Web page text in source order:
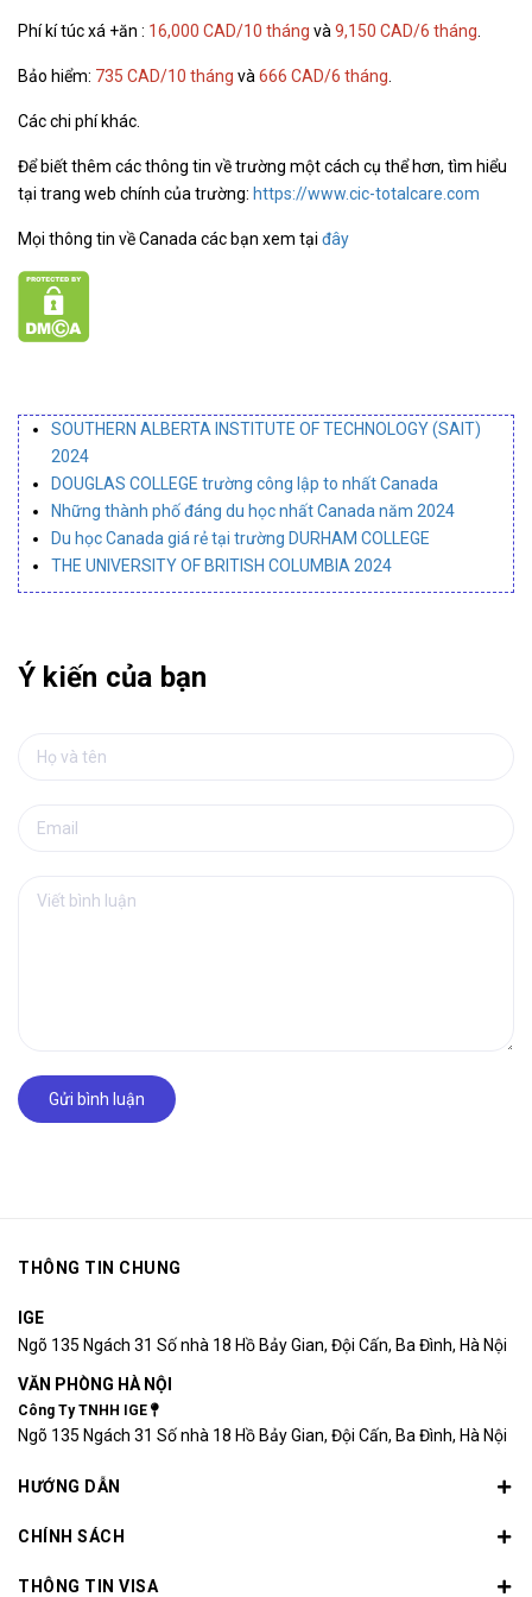
Phí kí túc xá +ăn : 16,000 CAD/10 tháng và 9,150 CAD/6 tháng
Bảo hiểm: 735 CAD/10 tháng và 666 CAD/6 tháng
Các chi phí khác.
Để biết thêm các thông tin về trường một cách cụ thể hơn, tìm hiểu
tại trang web chính của trường: https://www.cic-totalcare.com
Mọi thông tin về Canada các bạn xem tại đây
SOUTHERN ALBERTA INSTITUTE OF TECHNOLOGY (SAIT)
2024
DOUGLAS COLLEGE trường công lập to nhất Canada
Những thành phố đáng du học nhất Canada năm 2024
Du học Canada giá rẻ tại trường DURHAM COLLEGE
THE UNIVERSITY OF BRITISH COLUMBIA 2024
Ý kiến của bạn
Gửi bình luận
THÔNG TIN CHUNG
IGE
Ngõ 135 Ngách 31 Số nhà 18 Hồ Bảy Gian, Đội Cấn, Ba Đình, Hà Nội
VĂN PHÒNG HÀ NỘI
Công Ty TNHH IGE
Ngõ 135 Ngách 31 Số nhà 18 Hồ Bảy Gian, Đội Cấn, Ba Đình, Hà Nội
HƯỚNG DẪN
CHÍNH SÁCH
THÔNG TIN VISA